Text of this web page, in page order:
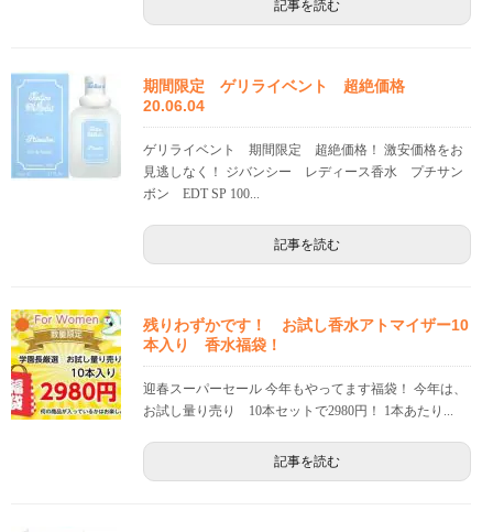
記事を読む
期間限定 ゲリライベント 超絶価格
20.06.04
ゲリライベント 期間限定 超絶価格！ 激安価格をお
見逃しなく！ ジバンシー レディース香水 プチサン
ボン EDT SP 100...
記事を読む
残りわずかです！ お試し香水アトマイザー10
本入り 香水福袋！
迎春スーパーセール 今年もやってます福袋！ 今年は、
お試し量り売り 10本セットで2980円！ 1本あたり...
記事を読む